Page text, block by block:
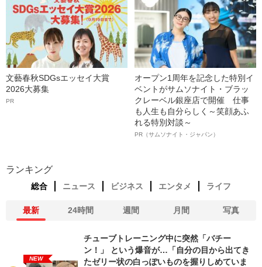
文藝春秋SDGsエッセイ大賞
2026大募集
PR
オープン1周年を記念した特別イ
ベントがサムソナイト・ブラッ
クレーベル銀座店で開催 仕事
も人生も自分らしく～笑顔あふ
れる特別対談～
PR（サムソナイト・ジャパン）
ランキング
総合 ニュース ビジネス エンタメ ライフ
最新 24時間 週間 月間 写真
NEW
チューブトレーニング中に突然「バチー
ン！」 という爆音が…「自分の目から出てき
たゼリー状の白っぽいものを握りしめていま